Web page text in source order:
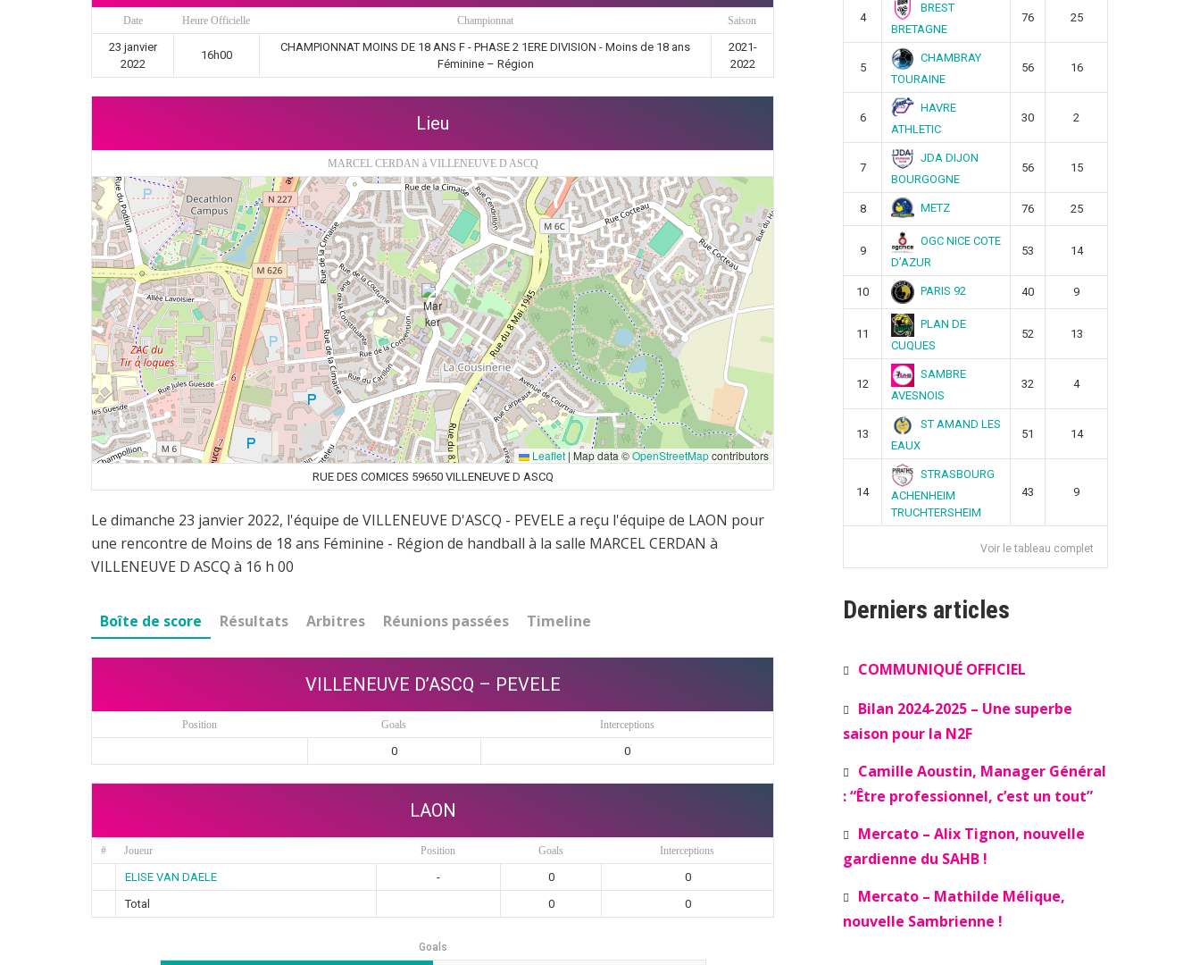
Date Heure Officielle Championnat Saison
23 janvier
2022
16h00
CHAMPIONNAT MOINS DE 18 ANS F - PHASE 2 1ERE DIVISION - Moins de 18 ans
Féminine – Région
2021-
2022
Lieu
MARCEL CERDAN à VILLENEUVE D ASCQ
Leaflet | Map data ©OpenStreetMapcontributors
RUE DES COMICES 59650 VILLENEUVE D ASCQ
Le dimanche 23 janvier 2022, l'équipe de VILLENEUVE D'ASCQ - PEVELE a reçu l'équipe de LAON pour
une rencontre de Moins de 18 ans Féminine - Région de handball à la salle MARCEL CERDAN à
VILLENEUVE D ASCQ à 16 h 00
Boîte de score Résultats Arbitres Réunions passées Timeline
VILLENEUVE D’ASCQ – PEVELE
Position Goals Interceptions
0 0
LAON
# Joueur Position Goals Interceptions
ELISE VAN DAELE - 0
0
Total
0 0
Goals
4
BREST
BRETAGNE
76 25
5
CHAMBRAY
TOURAINE
56 16
6
HAVRE
ATHLETIC
30 2
7
JDA DIJON
BOURGOGNE
56 15
8 METZ 76 25
9
OGC NICE COTE
D’AZUR
53 14
10 PARIS 92 40 9
11
PLAN DE
CUQUES
52 13
12
SAMBRE
AVESNOIS
32 4
13
ST AMAND LES
EAUX
51 14
14
STRASBOURG
ACHENHEIM
TRUCHTERSHEIM
43 9
Voir le tableau complet
Derniers articles
COMMUNIQUÉ OFFICIEL
Bilan 2024-2025 – Une superbe
saison pour la N2F
Camille Aoustin, Manager Général
: “Être professionnel, c’est un tout”
Mercato – Alix Tignon, nouvelle
gardienne du SAHB !
Mercato – Mathilde Mélique,
nouvelle Sambrienne !